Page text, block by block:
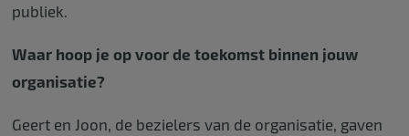
publiek.
Waar hoop je op voor de toekomst binnen jouw
organisatie?
Geert en Joon, de bezielers van de organisatie, gaven